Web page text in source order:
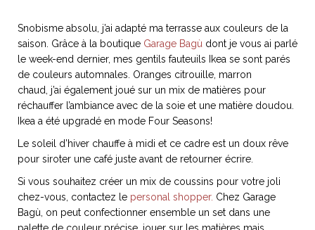
Toscane
Snobisme absolu, j’ai adapté ma terrasse aux couleurs de la
saison. Grâce à la boutique Garage Bagù dont je vous ai parlé
le week-end dernier, mes gentils fauteuils Ikea se sont parés
de couleurs automnales. Oranges citrouille, marron
chaud, j’ai également joué sur un mix de matières pour
réchauffer l’ambiance avec de la soie et une matière doudou.
Ikea a été upgradé en mode Four Seasons!
Le soleil d’hiver chauffe à midi et ce cadre est un doux rêve
pour siroter une café juste avant de retourner écrire.
Si vous souhaitez créer un mix de coussins pour votre joli
chez-vous, contactez le personal shopper. Chez Garage
Bagù, on peut confectionner ensemble un set dans une